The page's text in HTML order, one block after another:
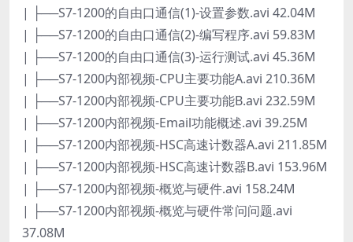
| ├──S7-1200的自由口通信(1)-设置参数.avi 42.04M
| ├──S7-1200的自由口通信(2)-编写程序.avi 59.83M
| ├──S7-1200的自由口通信(3)-运行测试.avi 45.36M
| ├──S7-1200内部视频-CPU主要功能A.avi 210.36M
| ├──S7-1200内部视频-CPU主要功能B.avi 232.59M
| ├──S7-1200内部视频-Email功能概述.avi 39.25M
| ├──S7-1200内部视频-HSC高速计数器A.avi 211.85M
| ├──S7-1200内部视频-HSC高速计数器B.avi 153.96M
| ├──S7-1200内部视频-概览与硬件.avi 158.24M
| ├──S7-1200内部视频-概览与硬件常问问题.avi
37.08M